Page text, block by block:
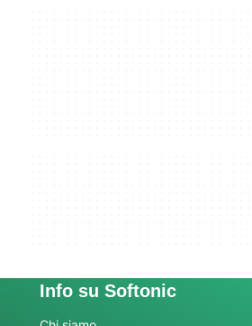
Info su Softonic